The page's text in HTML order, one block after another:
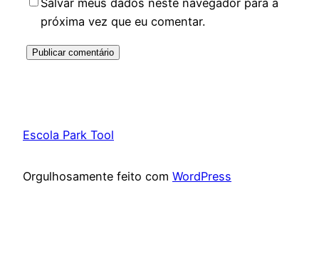
Salvar meus dados neste navegador para a
próxima vez que eu comentar.
Escola Park Tool
Orgulhosamente feito com WordPress